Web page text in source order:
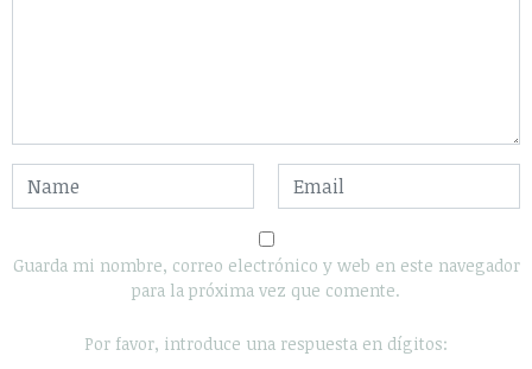
Guarda mi nombre, correo electrónico y web en este navegador
para la próxima vez que comente.
Por favor, introduce una respuesta en dígitos: